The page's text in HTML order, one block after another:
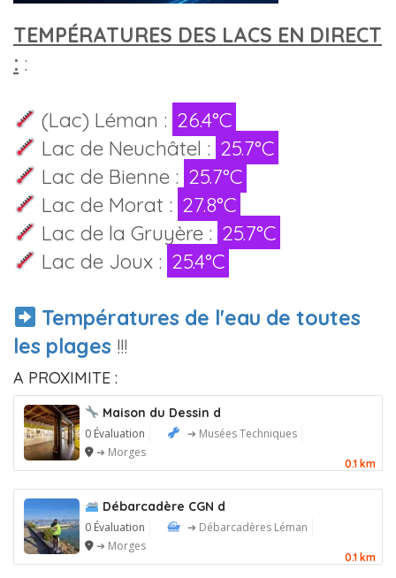
TEMPÉRATURES DES LACS EN DIRECT
: :
(Lac) Léman : 26.4°C
Lac de Neuchâtel : 25.7°C
Lac de Bienne : 25.7°C
Lac de Morat : 27.8°C
Lac de la Gruyère : 25.7°C
Lac de Joux : 25.4°C
Températures de l'eau de toutes
les plages !!!
A PROXIMITE :
Maison du Dessin d
0 Évaluation
➔ Musées Techniques
➔ Morges
0.1 km
Débarcadère CGN d
0 Évaluation
➔ Débarcadères Léman
➔ Morges
0.1 km